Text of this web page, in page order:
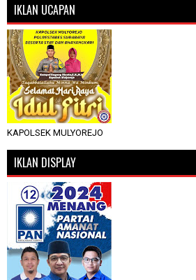
IKLAN UCAPAN
KAPOLSEK MULYOREJO
IKLAN DISPLAY